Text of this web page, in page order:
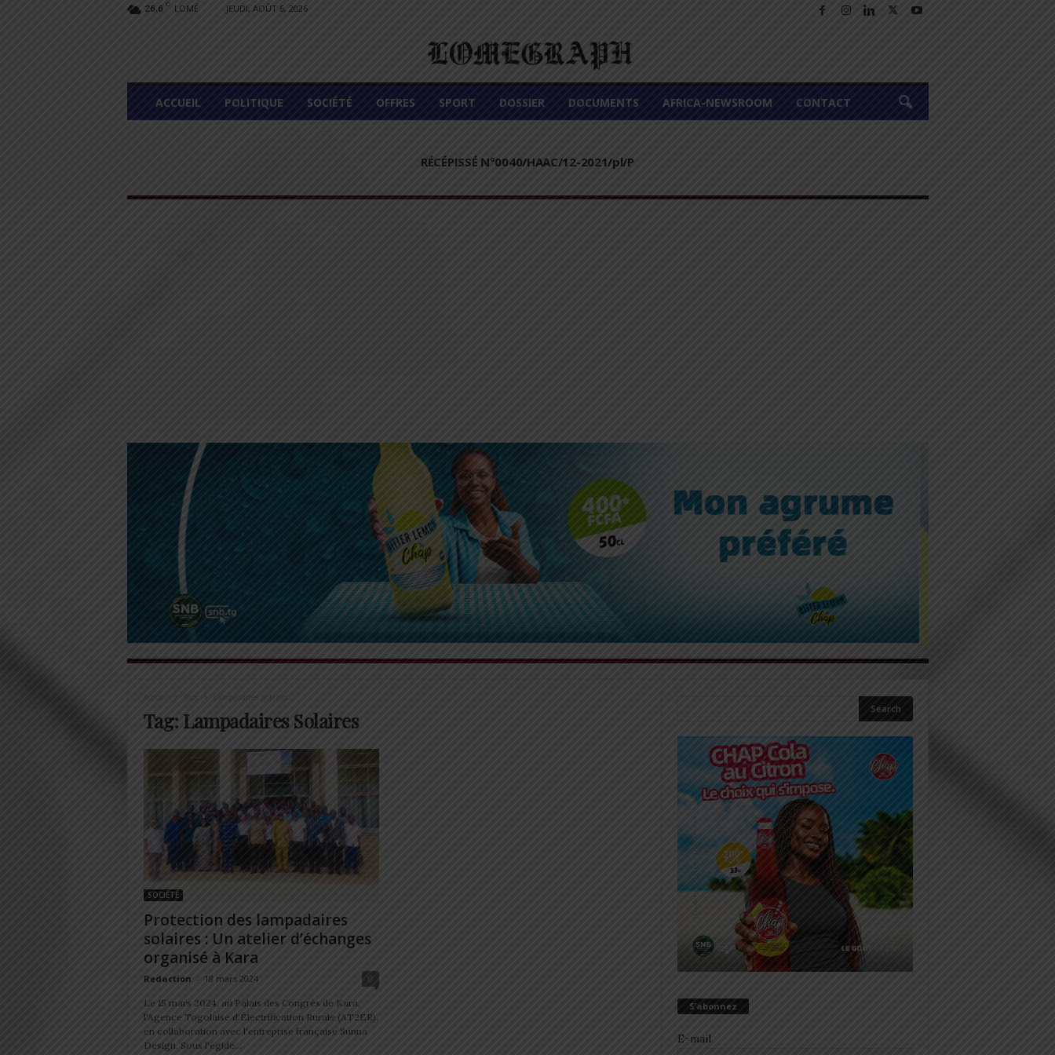
26.6 C LOMÉ JEUDI, AOÛT 6, 2026
L
M
ACCUEIL POLITIQUE SOCIÉTÉ OFFRES SPORT DOSSIER DOCUMENTS AFRICA-NEWSROOM CONTACT
RÉCÉPISSÉ N°0040/HAAC/12-2021/pl/P
Accueil Tags Lampadaires Solaires
Tag: Lampadaires Solaires
SOCIÉTÉ
Protection des lampadaires
solaires : Un atelier d’échanges
organisé à Kara
Redaction - 18 mars 2024 0
Le 15 mars 2024, au Palais des Congrès de Kara,
l'Agence Togolaise d'Électrification Rurale (AT2ER),
en collaboration avec l'entreprise française Sunna
Design. Sous l'égide...
S’abonnez
E-mail